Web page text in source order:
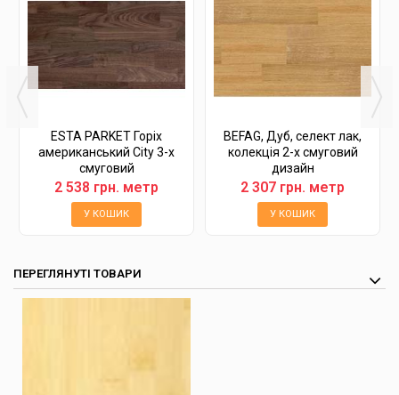
ESTA PARKET Горіх
американський City 3-х
смуговий
2 538 грн. метр
У КОШИК
BEFAG, Дуб, селект лак,
колекція 2-х смуговий
дизайн
2 307 грн. метр
У КОШИК
ПЕРЕГЛЯНУТІ ТОВАРИ